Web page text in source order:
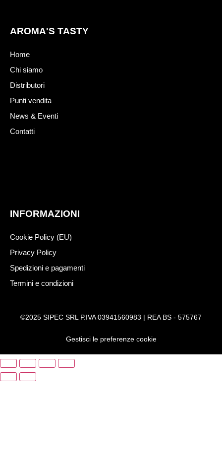
AROMA'S TASTY
Home
Chi siamo
Distributori
Punti vendita
News & Eventi
Contatti
INFORMAZIONI
Cookie Policy (EU)
Privacy Policy
Spedizioni e pagamenti
Termini e condizioni
©2025 SIPEC SRL P.IVA 03941560983 | REA BS - 575767
Gestisci le preferenze cookie